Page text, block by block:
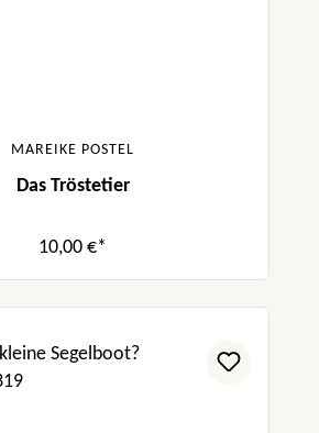
MAREIKE POSTEL
Das Tröstetier
10,00 €*